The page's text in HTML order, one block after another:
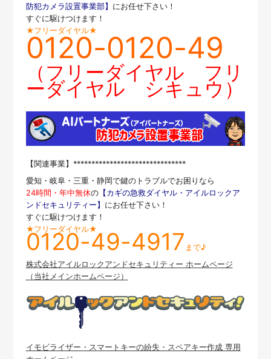
防犯カメラ設置事業部】 にお任せ下さい！
すぐに駆けつけます！
★フリーダイヤル★
0120-0120-49
（フリーダイヤル フリ
ーダイヤル シキュウ）
【関連事業】*******************************
愛知・岐阜・三重・静岡で鍵のトラブルでお困りなら
24時間・年中無休の【カギの急救ダイヤル・アイルロックア
ンドセキュリティー】 にお任せ下さい！
すぐに駆けつけます！
★フリーダイヤル★
0120-49-4917 まで♪
株式会社アイルロックアンドセキュリティー ホームページ
（当社メインホームページ）
イモビライザー・スマートキーの紛失・スペアキー作成 専用